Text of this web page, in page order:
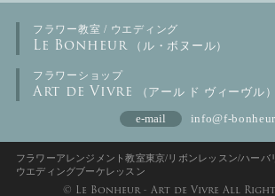
フラワー教室 / ウエディング
Le Bonheur （ル・ボヌール）
フラワーショップ
Art de Vivre （アール ド ヴィーヴル）
e-mail info@f-
フラワーアレンジメント教室東京/リボンレッスン/ハーバ
ウエディングブーケレッスン
© Le Bonheur - Art de Vivre All